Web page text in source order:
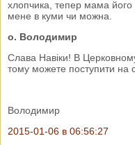
хлопчика, тепер мама його
мене в куми чи можна.
о. Володимир
Слава Навіки! В
тому можете поступити на
Володимир
2015-01-06 в 06:56:27